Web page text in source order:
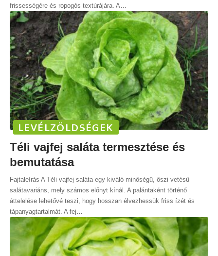
frissességére és ropogós textúrájára. A
LEVÉLZÖLDSÉGEK
Téli vajfej saláta termesztése és
bemutatása
Fajtaleírás A Téli vajfej saláta egy kiváló minőségű, őszi vetésű
salátavariáns, mely számos előnyt kínál. A palántaként történő
áttelelése lehetővé teszi, hogy hosszan élvezhessük friss ízét és
tápanyagtartalmát. A fej…